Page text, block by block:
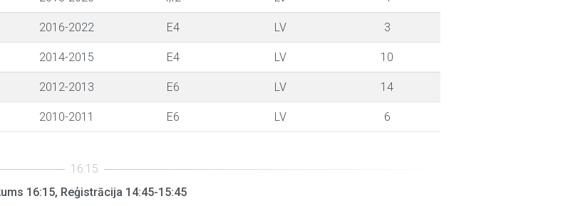
2016-2022 E4 LV 3
2014-2015 E4 LV 10
2012-2013 E6 LV 14
2010-2011 E6 LV 6
16:15, Reģistrācija 14:45-15:45